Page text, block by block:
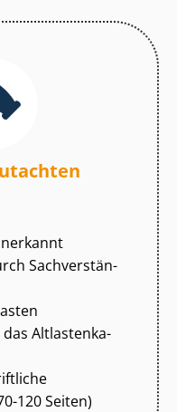
Sach­ver­stän­
das Alt­las­ten­ka­
120 Seiten)